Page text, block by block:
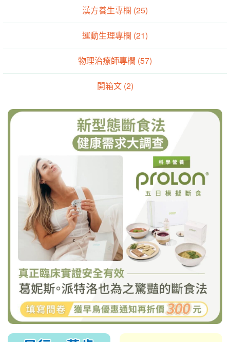
漢方養生專欄 (25)
運動生理專欄 (21)
物理治療師專欄 (57)
開箱文 (2)